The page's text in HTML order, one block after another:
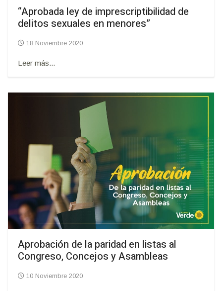
“Aprobada ley de imprescriptibilidad de
delitos sexuales en menores”
18 Noviembre 2020
Leer más...
Aprobación de la paridad en listas al
Congreso, Concejos y Asambleas
10 Noviembre 2020